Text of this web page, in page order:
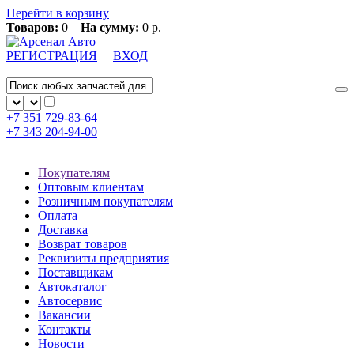
Перейти в корзину
Товаров: 0 На сумму: 0 р.
РЕГИСТРАЦИЯ ВХОД
+7 351 729-83-64
+7 343 204-94-00
Покупателям
Оптовым клиентам
Розничным покупателям
Оплата
Доставка
Возврат товаров
Реквизиты предприятия
Поставщикам
Автокаталог
Автосервис
Вакансии
Контакты
Новости